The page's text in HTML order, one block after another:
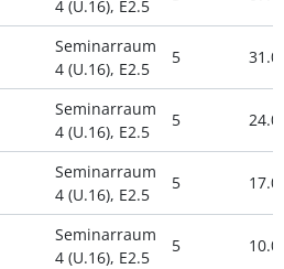
4 (U.16), E2.5
Seminarraum
4 (U.16), E2.5
5
Seminarraum
4 (U.16), E2.5
5
Seminarraum
4 (U.16), E2.5
5
Seminarraum
4 (U.16), E2.5
5